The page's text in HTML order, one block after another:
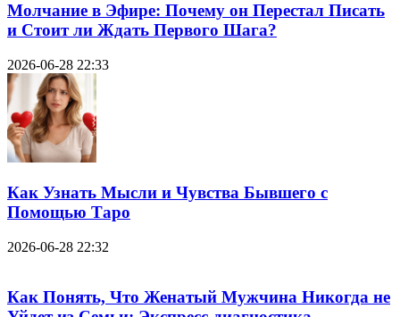
Молчание в Эфире: Почему он Перестал Писать
и Стоит ли Ждать Первого Шага?
2026-06-28 22:33
Как Узнать Мысли и Чувства Бывшего с
Помощью Таро
2026-06-28 22:32
Как Понять, Что Женатый Мужчина Никогда не